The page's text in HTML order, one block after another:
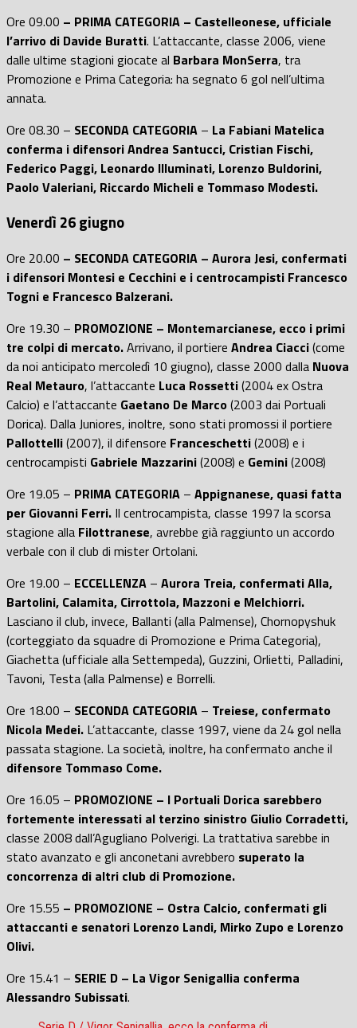
Ore 09.00 – PRIMA CATEGORIA – Castelleonese, ufficiale
l’arrivo di Davide Buratti. L’attaccante, classe 2006, viene
dalle ultime stagioni giocate al Barbara MonSerra, tra
Promozione e Prima Categoria: ha segnato 6 gol nell’ultima
annata.
Ore 08.30 – SECONDA CATEGORIA – La Fabiani Matelica
conferma i difensori Andrea Santucci, Cristian Fischi,
Federico Paggi, Leonardo Illuminati, Lorenzo Buldorini,
Paolo Valeriani, Riccardo Micheli e Tommaso Modesti.
Venerdì 26 giugno
Ore 20.00 – SECONDA CATEGORIA – Aurora Jesi, confermati
i difensori Montesi e Cecchini e i centrocampisti Francesco
Togni e Francesco Balzerani.
Ore 19.30 – PROMOZIONE – Montemarcianese, ecco i primi
tre colpi di mercato.Arrivano, il portiere Andrea Ciacci(come
da noi anticipato mercoledì 10 giugno), classe 2000 dalla Nuova
Real Metauro, l’attaccante Luca Rossetti(2004 ex Ostra
Calcio) e l’attaccante Gaetano De Marco(2003 dai Portuali
Dorica). Dalla Juniores, inoltre, sono stati promossi il portiere
Pallottelli(2007), il difensore Franceschetti(2008) e i
centrocampisti Gabriele Mazzarini(2008) e Gemini(2008)
Ore 19.05 – PRIMA CATEGORIA – Appignanese, quasi fatta
per Giovanni Ferri. Il centrocampista, classe 1997 la scorsa
stagione alla Filottranese, avrebbe già raggiunto un accordo
verbale con il club di mister Ortolani.
Ore 19.00 – ECCELLENZA – Aurora Treia, confermati Alla,
Bartolini, Calamita, Cirrottola, Mazzoni e Melchiorri.
Lasciano il club, invece, Ballanti (alla Palmense), Chornopyshuk
(corteggiato da squadre di Promozione e Prima Categoria),
Giachetta (ufficiale alla Settempeda), Guzzini, Orlietti, Palladini,
Tavoni, Testa (alla Palmense) e Borrelli.
Ore 18.00 – SECONDA CATEGORIA – Treiese, confermato
Nicola Medei. L’attaccante, classe 1997, viene da 24 gol nella
passata stagione. La società, inoltre, ha confermato anche il
difensore Tommaso Come.
Ore 16.05 – PROMOZIONE – I Portuali Dorica sarebbero
fortemente interessati al terzino sinistro Giulio Corradetti,
classe 2008 dall’Agugliano Polverigi. La trattativa sarebbe in
stato avanzato e gli anconetani avrebbero superato la
concorrenza di altri club di Promozione.
Ore 15.55 – PROMOZIONE – Ostra Calcio, confermati gli
attaccanti e senatori Lorenzo Landi, Mirko Zupo e Lorenzo
Olivi.
Ore 15.41 – SERIE D – La Vigor Senigallia conferma
Alessandro Subissati.